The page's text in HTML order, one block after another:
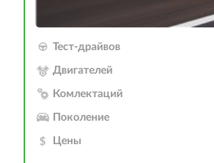
Тест-драйвов
Двигателей
Комлектаций
Поколение
Цены